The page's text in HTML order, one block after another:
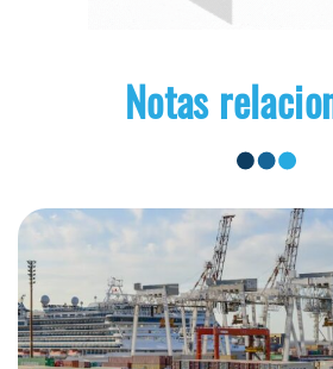
Notas